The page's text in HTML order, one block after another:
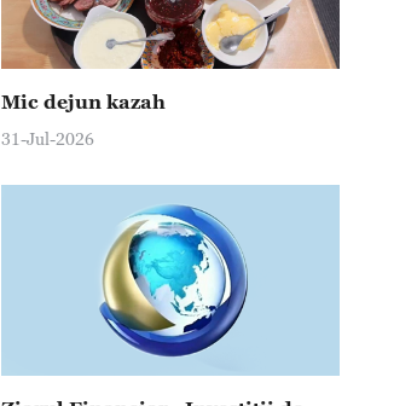
Mic dejun kazah
31-Jul-2026